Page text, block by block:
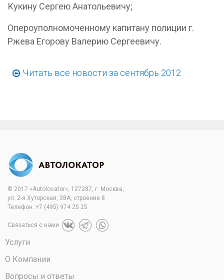
Кукину Сергею Анатольевичу;
Опероуполномоченному капитану полиции г.
Ржева Егорову Валерию Сергеевичу.
Читать все новости за сентябрь 2012
© 2017 «Autolocator», 127287, г. Москва,
ул. 2-я Хуторская, 38А, строение 8
Телефон: +7 (495) 974 25 25
Связаться с нами
Услуги
О Компании
Вопросы и ответы